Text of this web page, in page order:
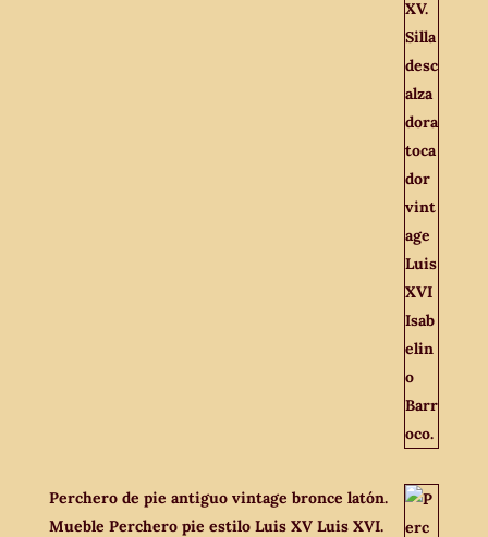
Perchero de pie antiguo vintage bronce latón.
Mueble Perchero pie estilo Luis XV Luis XVI.